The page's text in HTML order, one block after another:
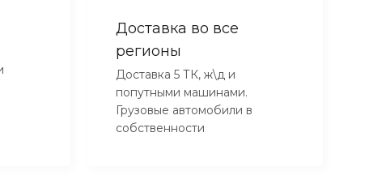
Доставка во все
регионы
Доставка 5 ТК, ж\д и
попутными машинами.
Грузовые автомобили в
собственности